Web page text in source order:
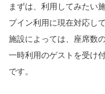
まずは、利用してみたい
プイン利用に現在対応し
施設によっては、座席数
一時利用のゲストを受け
です。